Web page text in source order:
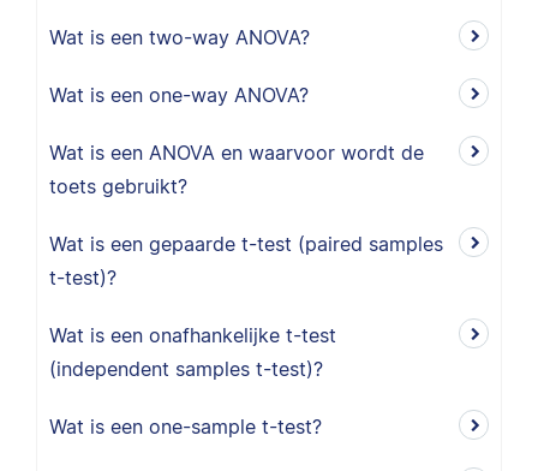
Wat is een two-way ANOVA?
Wat is een one-way ANOVA?
Wat is een ANOVA en waarvoor wordt de
toets gebruikt?
Wat is een gepaarde t-test (paired samples
t-test)?
Wat is een onafhankelijke t-test
(independent samples t-test)?
Wat is een one-sample t-test?